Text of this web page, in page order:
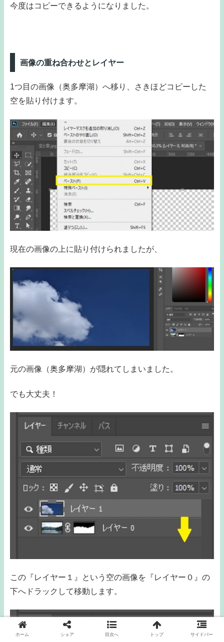
今度はコピーできるようになりました。
画像の重ね合わせとレイヤー
1つ目の画像（奥多摩湖）へ移り、さきほどコピーした
空を貼り付けます。
現在の画像の上に貼り付けられましたが、
元の画像（奥多摩湖）が隠れてしまいました。
でも大丈夫！
この『レイヤー１』という空の画像を『レイヤー０』の
下へドラックして移動します。
ホーム シェア 目次へ トップ サイドバー